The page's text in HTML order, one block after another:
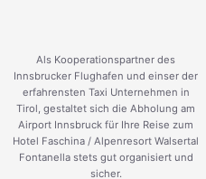
Als Kooperationspartner des
Innsbrucker Flughafen und einser der
erfahrensten Taxi Unternehmen in
Tirol, gestaltet sich die Abholung am
Airport Innsbruck für Ihre Reise zum
Hotel Faschina / Alpenresort Walsertal
Fontanella stets gut organisiert und
sicher.